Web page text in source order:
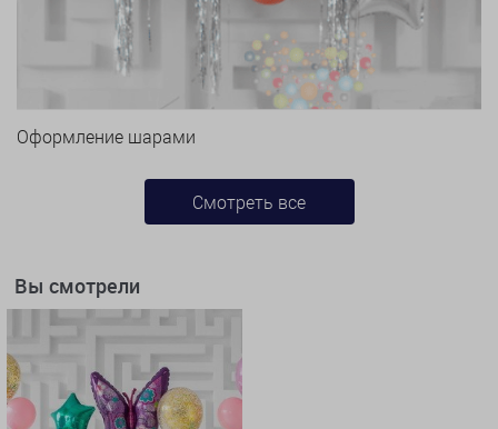
Оформление шарами
Смотреть все
Вы смотрели